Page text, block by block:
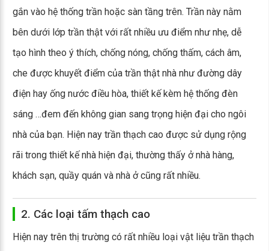
gắn vào hệ thống trần hoặc sàn tầng trên. Trần này nằm
bên dưới lớp trần thật với rất nhiều ưu điểm như nhẹ, dễ
tạo hình theo ý thích, chống nóng, chống thấm, cách âm,
che được khuyết điểm của trần thật nhà như đường dây
điện hay ống nước điều hòa, thiết kế kèm hệ thống đèn
sáng …đem đến không gian sang trọng hiện đại cho ngôi
nhà của bạn. Hiện nay trần thạch cao được sử dụng rộng
rãi trong thiết kế nhà hiện đại, thường thấy ở nhà hàng,
khách sạn, quầy quán và nhà ở cũng rất nhiều.
2. Các loại tấm thạch cao
Hiện nay trên thị trường có rất nhiều loại vật liệu trần thạch